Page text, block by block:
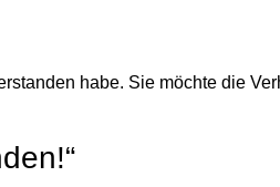
habe. Sie möchte die